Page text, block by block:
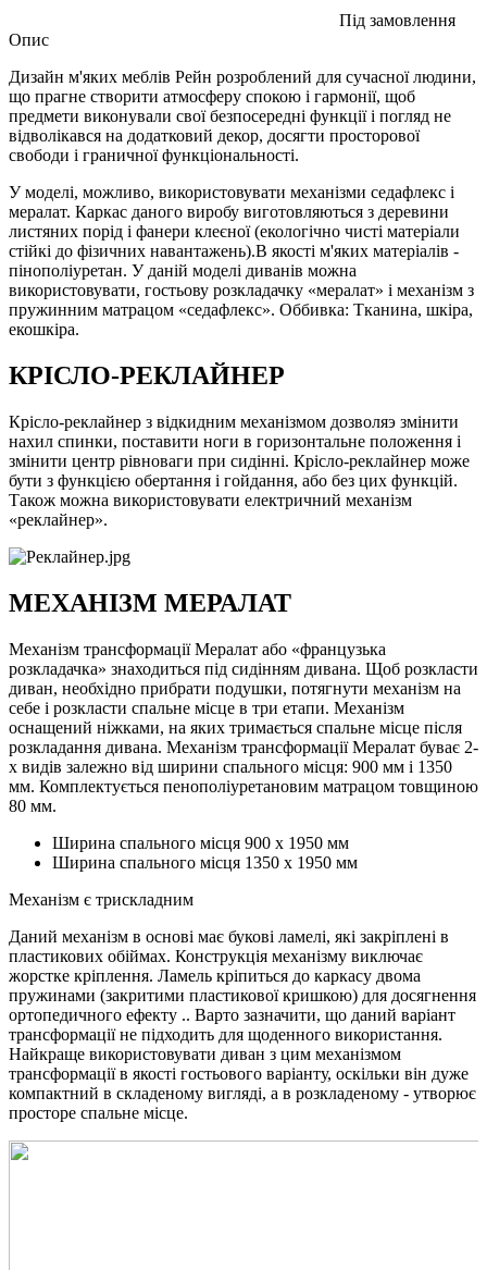
Під замовлення
Опис
Дизайн м'яких меблів Рейн розроблений для сучасної людини,
що прагне створити атмосферу спокою і гармонії, щоб
предмети виконували свої безпосередні функції і погляд не
відволікався на додатковий декор, досягти просторової
свободи і граничної функціональності.
У моделі, можливо, використовувати механізми седафлекс і
мералат. Каркас даного виробу виготовляються з деревини
листяних порід і фанери клеєної (екологічно чисті матеріали
стійкі до фізичних навантажень).В якості м'яких матеріалів -
пінополіуретан. У даній моделі диванів можна
використовувати, гостьову розкладачку «мералат» і механізм з
пружинним матрацом «седафлекс». Оббивка: Тканина, шкіра,
екошкіра.
КРІСЛО-РЕКЛАЙНЕР
Крісло-реклайнер з відкидним механізмом дозволяэ змінити
нахил спинки, поставити ноги в горизонтальне положення і
змінити центр рівноваги при сидінні. Крісло-реклайнер може
бути з функцією обертання і гойдання, або без цих функцій.
Також можна використовувати електричний механізм
«реклайнер».
МЕХАНІЗМ МЕРАЛАТ
Механізм трансформації Мералат або «французька
розкладачка» знаходиться під сидінням дивана. Щоб розкласти
диван, необхідно прибрати подушки, потягнути механізм на
себе і розкласти спальне місце в три етапи. Механізм
оснащений ніжками, на яких тримається спальне місце після
розкладання дивана. Механізм трансформації Мералат буває 2-
х видів залежно від ширини спального місця: 900 мм і 1350
мм. Комплектується пенополіуретановим матрацом товщиною
80 мм.
Ширина спального місця 900 х 1950 мм
Ширина спального місця 1350 х 1950 мм
Механізм є трискладним
Даний механізм в основі має букові ламелі, які закріплені в
пластикових обіймах. Конструкція механізму виключає
жорстке кріплення. Ламель кріпиться до каркасу двома
пружинами (закритими пластикової кришкою) для досягнення
ортопедичного ефекту .. Варто зазначити, що даний варіант
трансформації не підходить для щоденного використання.
Найкраще використовувати диван з цим механізмом
трансформації в якості гостьового варіанту, оскільки він дуже
компактний в складеному вигляді, а в розкладеному - утворює
просторе спальне місце.